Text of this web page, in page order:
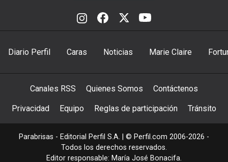
Diario Perfil Caras Noticias Marie Claire
Canales RSS Quienes Somos Contáctenos
Privacidad Equipo Reglas de participación Tránsito
Parabrisas - Editorial Perfil S.A. | © Perfil.com 2006-2026 -
Todos los derechos reservados.
Editor responsable: María José Bonacifa.